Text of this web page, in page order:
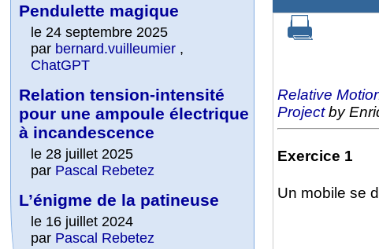
Relative
Projectby
Exercice 1
Un mobile se
Pendulette magique
le 24 septembre 2025
par bernard.vuilleumier ,
ChatGPT
Relation tension-intensité
pour une ampoule électrique
à incandescence
le 28 juillet 2025
par Pascal Rebetez
L’énigme de la patineuse
le 16 juillet 2024
par Pascal Rebetez